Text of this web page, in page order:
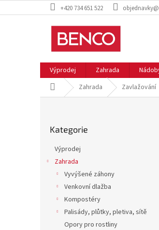
na
+420 734 651 522
Výprodej Zahrada
Domů Zahrada Zavlažování
kategorie
Kategorie
Výprodej
Zahrada
Vyvýšené záhony
Venkovní dlažba
Kompostéry
Palisády, plůtky, pletiva, sítě
Opory pro rostliny